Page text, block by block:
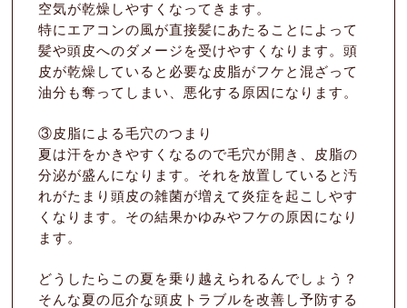
空気が乾燥しやすくなってきます。
特にエアコンの風が直接髪にあたることによって
髪や頭皮へのダメージを受けやすくなります。頭
皮が乾燥していると必要な皮脂がフケと混ざって
油分も奪ってしまい、悪化する原因になります。
③皮脂による毛穴のつまり
夏は汗をかきやすくなるので毛穴が開き、皮脂の
分泌が盛んになります。それを放置していると汚
れがたまり頭皮の雑菌が増えて炎症を起こしやす
くなります。その結果かゆみやフケの原因になり
ます。
どうしたらこの夏を乗り越えられるんでしょう？
そんな夏の厄介な頭皮トラブルを改善し予防する